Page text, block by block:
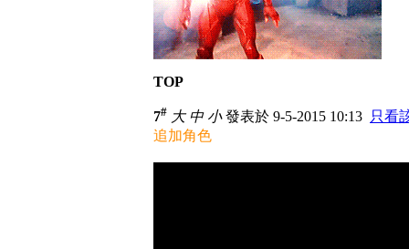
TOP
7# 大 中 小發表於 9-5-2015 10:13 只看
追加角色